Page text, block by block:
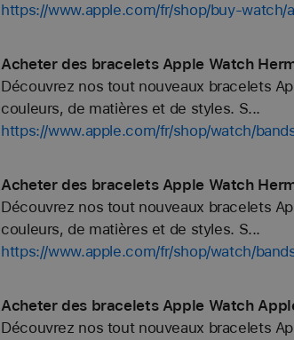
https://www.apple.com/fr/shop/buy-
Acheter des bracelets Apple Watch
Découvrez nos tout nouveaux bracelets
couleurs, de matières et de styles. S...
https://www.apple.com/fr/shop/watch/
Acheter des bracelets Apple Watch
Découvrez nos tout nouveaux bracelets
couleurs, de matières et de styles. S...
https://www.apple.com/fr/shop/watch/
Acheter des bracelets Apple Watch
Découvrez nos tout nouveaux bracelets